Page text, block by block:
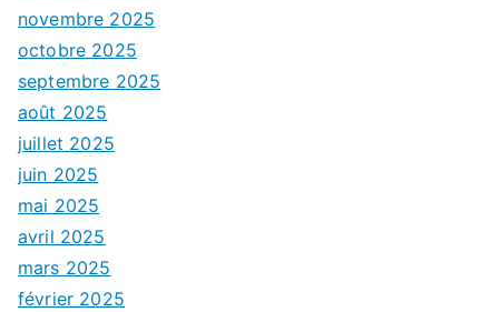
novembre 2025
octobre 2025
septembre 2025
août 2025
juillet 2025
juin 2025
mai 2025
avril 2025
mars 2025
février 2025